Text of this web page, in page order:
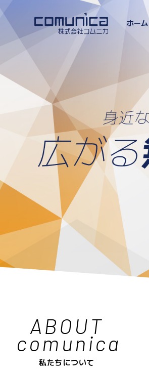
ホーム
ABOUT
comunica
私たちについて